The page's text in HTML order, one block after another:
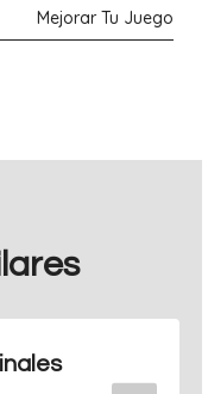
Mejorar Tu Juego